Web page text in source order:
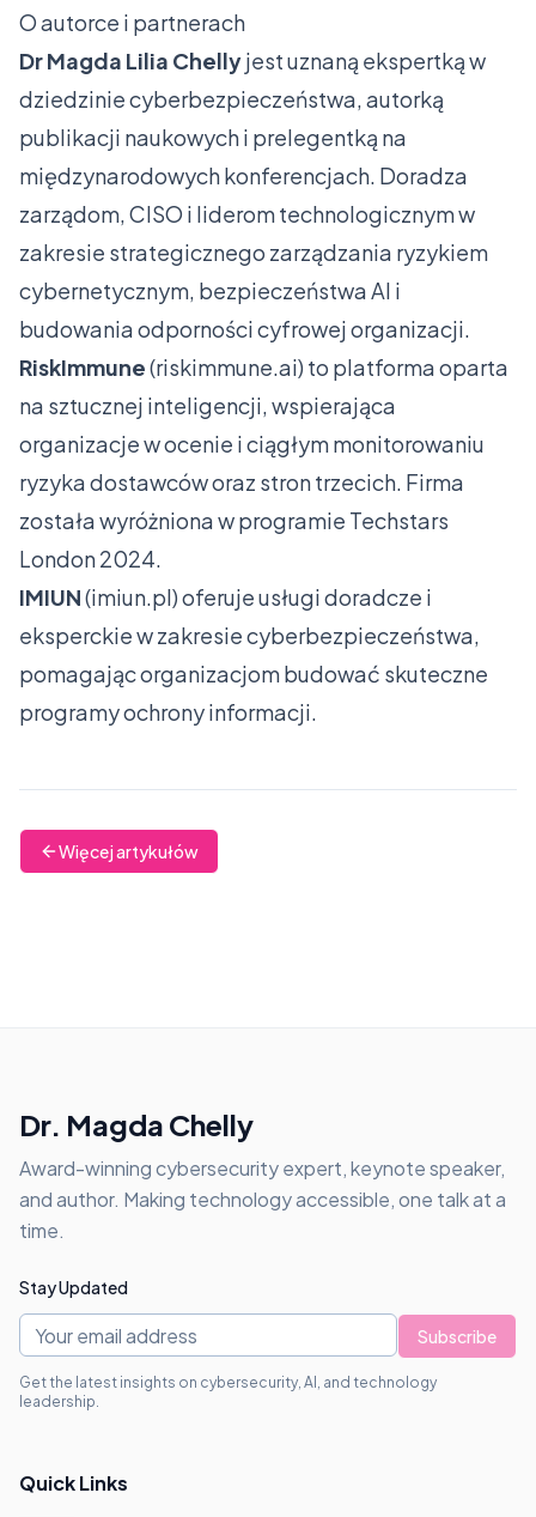
O autorce i partnerach
Dr Magda Lilia Chellyjest uznaną ekspertką w
dziedzinie cyberbezpieczeństwa, autorką
publikacji naukowych i prelegentką na
międzynarodowych konferencjach. Doradza
zarządom, CISO i liderom technologicznym w
zakresie strategicznego zarządzania ryzykiem
cybernetycznym, bezpieczeństwa AI i
budowania odporności cyfrowej organizacji.
RiskImmune(riskimmune.ai) to platforma oparta
na sztucznej inteligencji, wspierająca
organizacje w ocenie i ciągłym monitorowaniu
ryzyka dostawców oraz stron trzecich. Firma
została wyróżniona w programie Techstars
London 2024.
IMIUN(imiun.pl) oferuje usługi doradcze i
eksperckie w zakresie cyberbezpieczeństwa,
pomagając organizacjom budować skuteczne
programy ochrony informacji.
Więcej artykułów
Dr. Magda Chelly
Award-winning cybersecurity expert, keynote speaker,
and author. Making technology accessible, one talk at a
time.
Stay Updated
Subscribe
Get the latest insights on cybersecurity, AI, and technology
leadership.
Quick Links